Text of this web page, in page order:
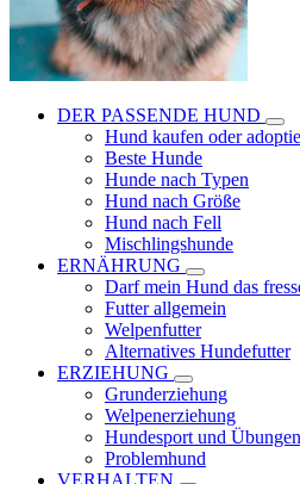
DER PASSENDE HUND
Hund kaufen oder
Beste Hunde
Hunde nach Typen
Hund nach Größe
Hund nach Fell
Mischlingshunde
ERNÄHRUNG
Darf mein Hund das
Futter allgemein
Welpenfutter
Alternatives Hundefutter
ERZIEHUNG
Grunderziehung
Welpenerziehung
Hundesport und Übungen
Problemhund
VERHALTEN